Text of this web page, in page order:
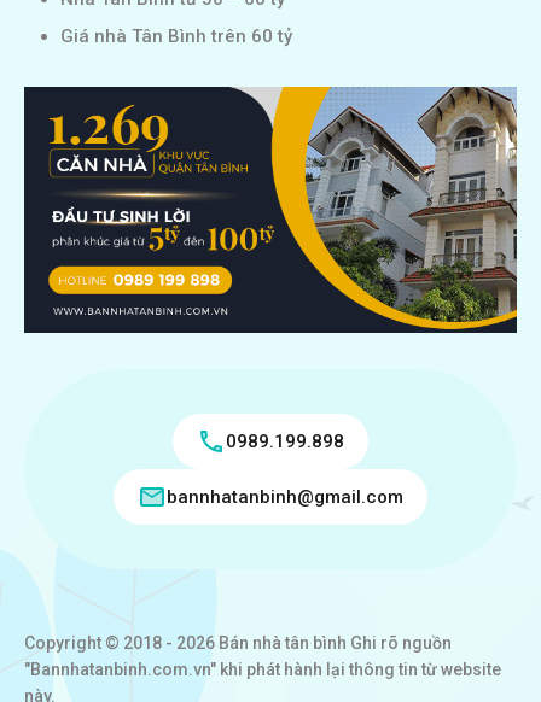
Giá nhà Tân Bình trên 60 tỷ
0989.199.898
bannhatanbinh@gmail.com
Copyright © 2018 - 2026 Bán nhà tân bình Ghi rõ nguồn
"Bannhatanbinh.com.vn" khi phát hành lại thông tin từ website
này.